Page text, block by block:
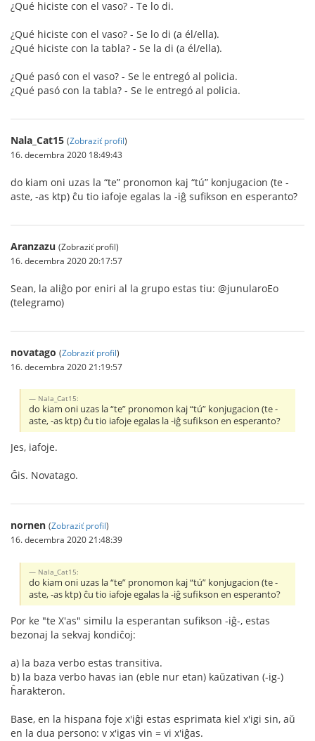
¿Qué hiciste con el vaso? - Te lo di.
¿Qué hiciste con el vaso? - Se lo di (a él/ella).
¿Qué hiciste con la tabla? - Se la di (a él/ella).
¿Qué pasó con el vaso? - Se le entregó al policia.
¿Qué pasó con la tabla? - Se le entregó al policia.
Nala_Cat15 (Zobraziť profil)
16. decembra 2020 18:49:43
do kiam oni uzas la “te” pronomon kaj “tú” konjugacion (te -
aste, -as ktp) ĉu tio iafoje egalas la -iĝ sufikson en esperanto?
Aranzazu (Zobraziť profil)
16. decembra 2020 20:17:57
Sean, la aliĝo por eniri al la grupo estas tiu: @junularoEo
(telegramo)
novatago (Zobraziť profil)
16. decembra 2020 21:19:57
Nala_Cat15:
do kiam oni uzas la “te” pronomon kaj “tú” konjugacion (te -
aste, -as ktp) ĉu tio iafoje egalas la -iĝ sufikson en esperanto?
Jes, iafoje.
Ĝis. Novatago.
nornen (Zobraziť profil)
16. decembra 2020 21:48:39
Nala_Cat15:
do kiam oni uzas la “te” pronomon kaj “tú” konjugacion (te -
aste, -as ktp) ĉu tio iafoje egalas la -iĝ sufikson en esperanto?
Por ke "te X'as" similu la esperantan sufikson -iĝ-, estas
bezonaj la sekvaj kondiĉoj:
a) la baza verbo estas transitiva.
b) la baza verbo havas ian (eble nur etan) kaŭzativan (-ig-)
ĥarakteron.
Base, en la hispana foje x'iĝi estas esprimata kiel x'igi sin, aŭ
en la dua persono: v x'igas vin = vi x'iĝas.